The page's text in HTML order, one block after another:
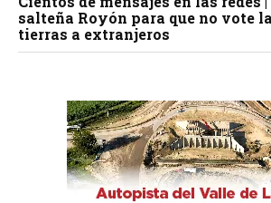
salteña Royón para que no vote
tierras a extranjeros